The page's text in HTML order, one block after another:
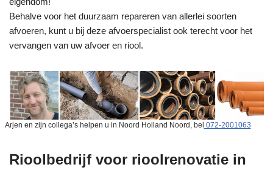
Behalve voor het duurzaam repareren van allerlei soorten
afvoeren, kunt u bij deze afvoerspecialist ook terecht voor het
vervangen van uw afvoer en riool.
Arjen en zijn collega’s helpen u in Noord Holland Noord, bel 072-2001063
Rioolbedrijf voor rioolrenovatie in